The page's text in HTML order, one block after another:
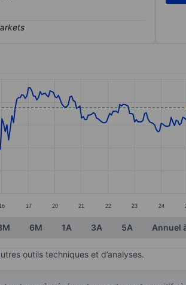
Data ranges from 16.12 to 17.29.
16 17 20 21 22 23 24
6M 1A 3A 5A Annuel
outils techniques et d’analyses.